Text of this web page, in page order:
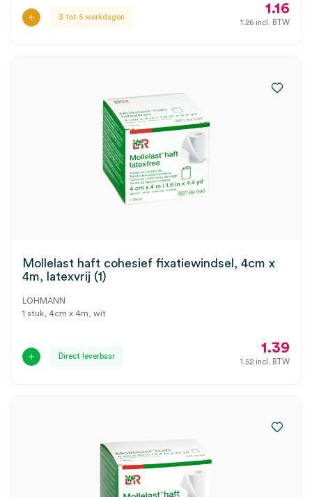
3 tot 5 werkdagen
1.16
1.26 incl. BTW
Mollelast haft cohesief fixatiewindsel, 4cm x
4m, latexvrij (1)
LOHMANN
1 stuk, 4cm x 4m, wit
Direct leverbaar
1.39
1.52 incl. BTW